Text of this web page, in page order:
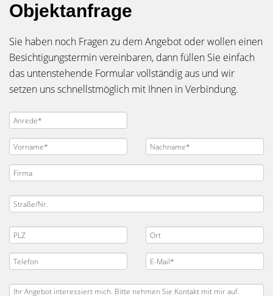
Objektanfrage
Sie haben noch Fragen zu dem Angebot oder wollen einen
Besichtigungstermin vereinbaren, dann füllen Sie einfach
das untenstehende Formular vollständig aus und wir
setzen uns schnellstmöglich mit Ihnen in Verbindung.